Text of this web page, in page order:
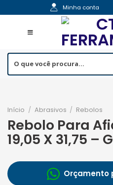
to
content
Minha conta
Início / Abrasivos / Rebolos
Rebolo Para
19,05 X 31,75 –
Orçamento